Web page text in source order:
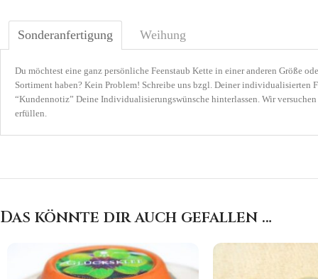
Sonderanfertigung Weihung
Du möchtest eine ganz persönliche Feenstaub Kette in einer anderen Größe
Sortiment haben? Kein Problem! Schreibe uns bzgl. Deiner individualisierten
“Kundennotiz” Deine Individualisierungswünsche hinterlassen. Wir
erfüllen.
Das könnte dir auch gefallen …